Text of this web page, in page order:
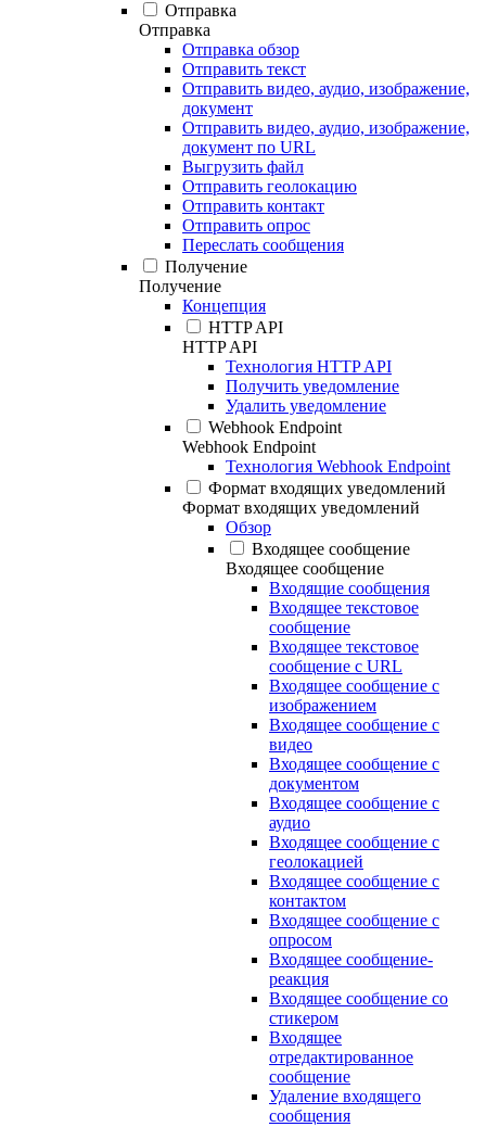
Отправка
Отправка
Отправка обзор
Отправить текст
Отправить видео, аудио, изображение,
документ
Отправить видео, аудио, изображение,
документ по URL
Выгрузить файл
Отправить геолокацию
Отправить контакт
Отправить опрос
Переслать сообщения
Получение
Получение
Концепция
HTTP API
HTTP API
Технология HTTP API
Получить уведомление
Удалить уведомление
Webhook Endpoint
Webhook Endpoint
Технология Webhook Endpoint
Формат входящих уведомлений
Формат входящих уведомлений
Обзор
Входящее сообщение
Входящее сообщение
Входящие сообщения
Входящее текстовое
сообщение
Входящее текстовое
сообщение с URL
Входящее сообщение с
изображением
Входящее сообщение с
видео
Входящее сообщение с
документом
Входящее сообщение с
аудио
Входящее сообщение с
геолокацией
Входящее сообщение с
контактом
Входящее сообщение с
опросом
Входящее сообщение-
реакция
Входящее сообщение со
стикером
Входящее
отредактированное
сообщение
Удаление входящего
сообщения